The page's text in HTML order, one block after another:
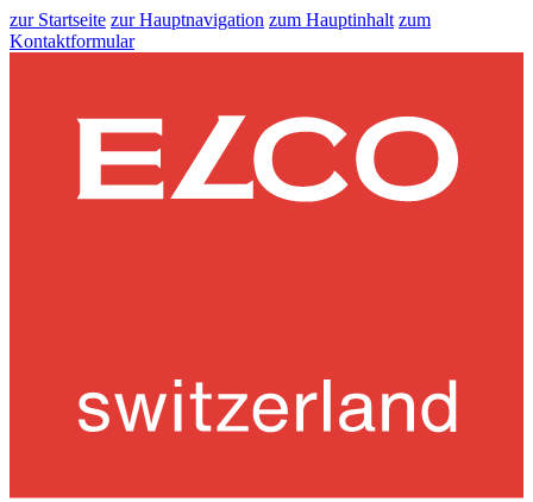
zur Startseite zur Hauptnavigation zum Hauptinhalt zum
Kontaktformular